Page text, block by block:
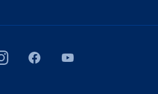
InstagramFacebook